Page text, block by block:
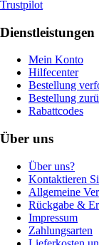
Trustpilot
Dienstleistungen
Mein Konto
Hilfecenter
Bestellung
Bestellung
Rabattcodes
Über uns
Über uns?
Kontaktieren
Allgemeine
Rückgabe &
Impressum
Zahlungsarten